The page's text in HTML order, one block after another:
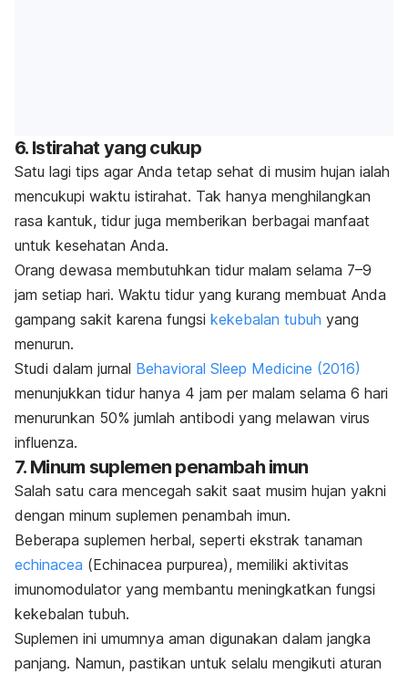
6. Istirahat yang cukup
Satu lagi tips agar Anda tetap sehat di musim hujan ialah
mencukupi waktu istirahat. Tak hanya menghilangkan
rasa kantuk, tidur juga memberikan berbagai manfaat
untuk kesehatan Anda.
Orang dewasa membutuhkan tidur malam selama 7–9
jam setiap hari. Waktu tidur yang kurang membuat Anda
gampang sakit karena fungsi kekebalan tubuh yang
menurun.
Studi dalam jurnal Behavioral Sleep Medicine (2016)
menunjukkan tidur hanya 4 jam per malam selama 6 hari
menurunkan 50% jumlah antibodi yang melawan virus
influenza.
7. Minum suplemen penambah imun
Salah satu cara mencegah sakit saat musim hujan yakni
dengan minum suplemen penambah imun.
Beberapa suplemen herbal, seperti ekstrak tanaman
echinacea (Echinacea purpurea), memiliki aktivitas
imunomodulator yang membantu meningkatkan fungsi
kekebalan tubuh.
Suplemen ini umumnya aman digunakan dalam jangka
panjang. Namun, pastikan untuk selalu mengikuti aturan